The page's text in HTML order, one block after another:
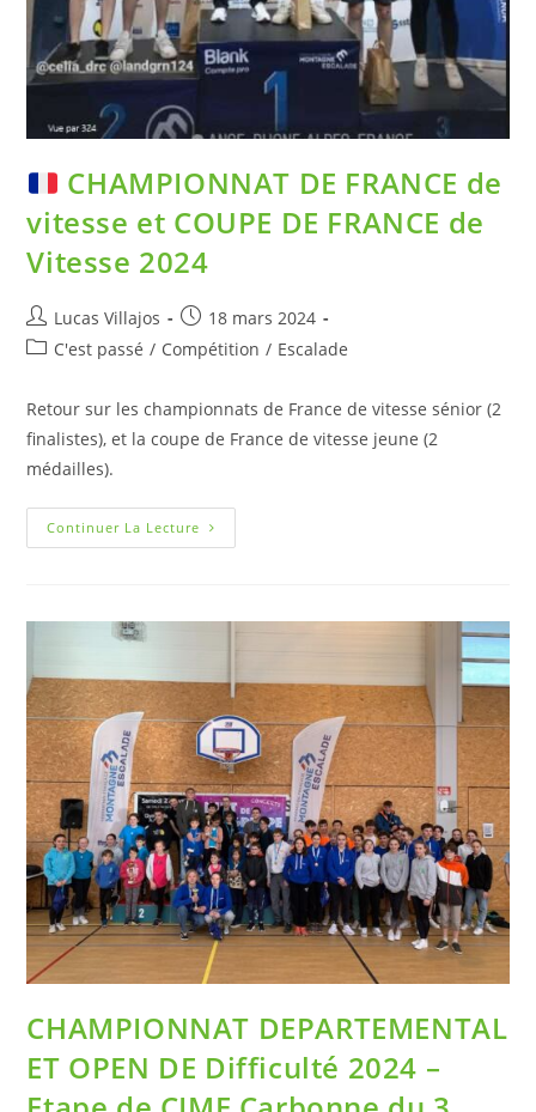
CHAMPIONNAT DE FRANCE de
vitesse et COUPE DE FRANCE de
Vitesse 2024
Lucas Villajos
18 mars 2024
C'est passé / Compétition / Escalade
Retour sur les championnats de France de vitesse sénior (2
finalistes), et la coupe de France de vitesse jeune (2
médailles).
Continuer La Lecture
CHAMPIONNAT DEPARTEMENTAL
ET OPEN DE Difficulté 2024 –